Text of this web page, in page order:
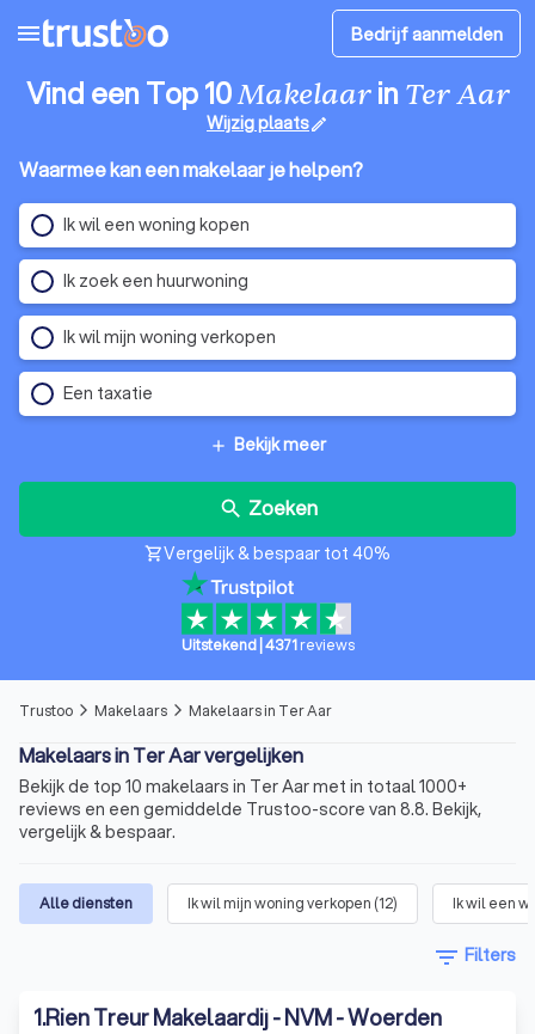
menu Bedrijf aanmelden
Vind een Top 10Makelaarin Ter Aar
Wijzig plaatsedit
Waarmee kan een makelaar je helpen?
Ik wil een woning kopen
Ik zoek een huurwoning
Ik wil mijn woning verkopen
Een taxatie
add Bekijk meer
search Zoeken
shopping_cartVergelijk & bespaar tot 40%
Uitstekend| 4371 reviews
Trustoo arrow_forward_ios Makelaars arrow_forward_ios Makelaars in Ter Aar
Makelaars in Ter Aar vergelijken
Bekijk de top 10 makelaars in Ter Aar met in totaal 1000+
reviews en een gemiddelde Trustoo-score van 8.8. Bekijk,
vergelijk & bespaar.
Alle diensten Ik wil mijn woning verkopen (12) Ik wil een
filter_list Filters
1.Rien Treur Makelaardij - NVM - Woerden